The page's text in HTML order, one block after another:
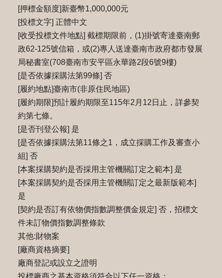
[押標金額度]新臺幣1,000,000元
[投標文字] 正體中文
[收受投標文件地點] 截標期限前，(1)掛號寄達臺南郵
政62-125號信箱，或(2)專⼈送達臺南市政府都市發展
局秘書室(708臺南市安平區永華路2段6號9樓)
[是否依據採購法第99條] 否
[履約地點]臺南市(非原住民地區)
[履約期限]預計履約期限至115年2月12日止，詳參契
約第七條。
[是否刊登公報] 是
[是否依據採購法第11條之1，成立採購工作及審查小
組] 否
[本案採購契約是否採用主管機關訂定之範本] 是
[本案採購契約是否採用主管機關訂定之最新版範本]
是
[契約是否訂有依物價指數調整價金規定] 否，招標文
件未訂物價指數調整條款
其他:財物案
[廠商資格摘要]
廠商登記或設立之證明
投標廠商之基本資格須符合以下任一資格：